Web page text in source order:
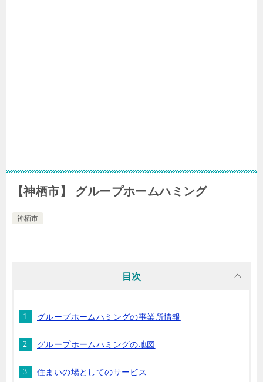
【神栖市】 グループホームハミング
神栖市
目次
グループホームハミングの事業所情報
グループホームハミングの地図
住まいの場としてのサービス